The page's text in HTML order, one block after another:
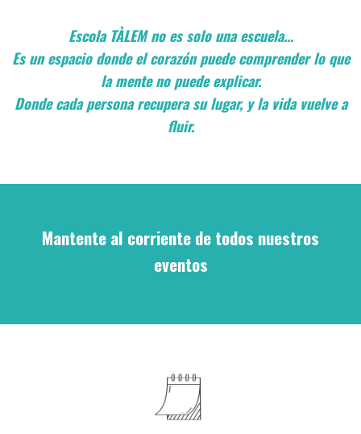
Escola TÀLEM no es solo una escuela...
Es un espacio donde el corazón puede comprender lo que
la mente no puede explicar.
Donde cada persona recupera su lugar, y la vida vuelve a
fluir.
Mantente al corriente de todos nuestros
eventos